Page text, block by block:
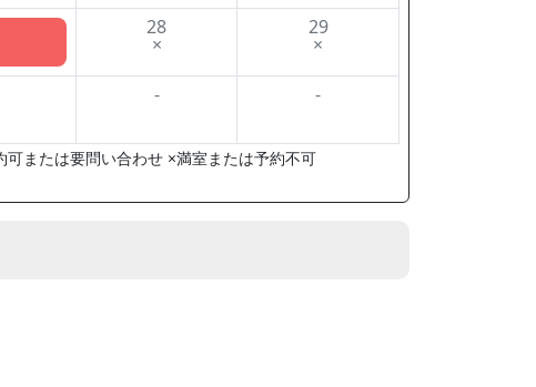
28
×
29
×
- -
または要問い合わせ ×満室または予約不可